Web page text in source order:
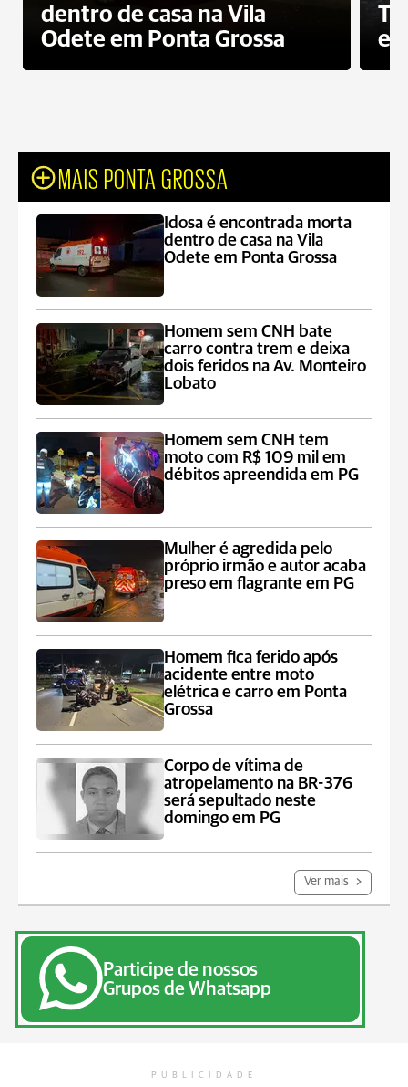
dentro de casa na Vila
Odete em Ponta Grossa
e
MAIS PONTA GROSSA
Idosa é encontrada morta
dentro de casa na Vila
Odete em Ponta Grossa
Homem sem CNH bate
carro contra trem e deixa
dois feridos na Av. Monteiro
Lobato
Homem sem CNH tem
moto com R$ 109 mil em
débitos apreendida em PG
Mulher é agredida pelo
próprio irmão e autor acaba
preso em flagrante em PG
Homem fica ferido após
acidente entre moto
elétrica e carro em Ponta
Grossa
Corpo de vítima de
atropelamento na BR-376
será sepultado neste
domingo em PG
Ver mais
Participe de nossos
Grupos de Whatsapp
PUBLICIDADE